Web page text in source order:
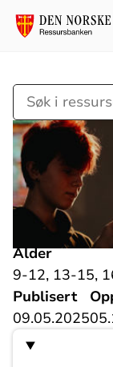
Søk
i
ressursene
Alder
9-12, 13-15,
Publisert
09.05.2025